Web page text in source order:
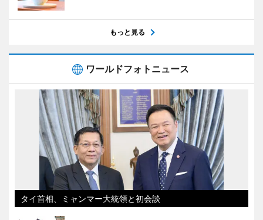
もっと見る
ワールドフォトニュース
タイ首相、ミャンマー大統領と初会談